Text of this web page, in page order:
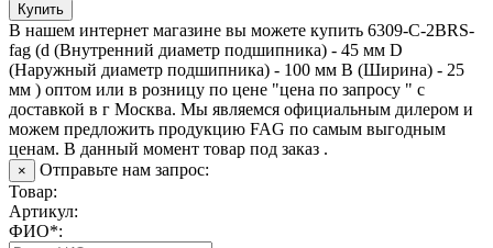
Купить
В нашем интернет магазине вы можете купить 6309-C-2BRS-
fag (d (Внутренний диаметр подшипника) - 45 мм D
(Наружный диаметр подшипника) - 100 мм B (Ширина) - 25
мм ) оптом или в розницу по цене "цена по запросу " с
доставкой в г Москва. Мы являемся официальным дилером и
можем предложить продукцию FAG по самым выгодным
ценам. В данный момент товар под заказ .
×
Отправьте нам запрос:
Товар:
Артикул:
ФИО*: